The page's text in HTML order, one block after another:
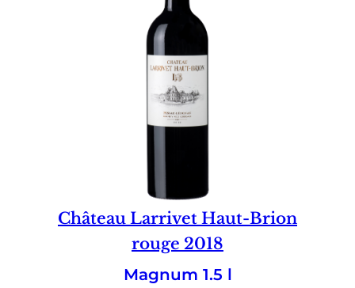
Château Larrivet Haut-Brion
rouge 2018
Magnum 1.5 l